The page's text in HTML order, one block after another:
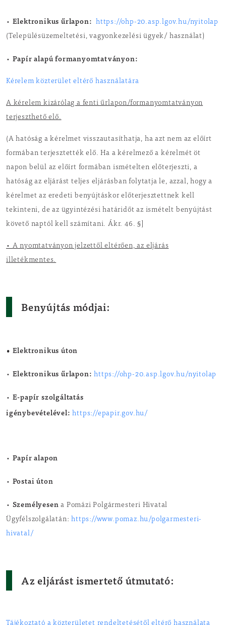
• Elektronikus űrlapon:
https://ohp-20.asp.lgov.hu/nyitolap
(Településüzemeltetési, vagyonkezelési ügyek/ használat)
• Papír alapú formanyomtatványon:
Kérelem közterület eltérő használatára
A kérelem kizárólag a fenti űrlapon/formanyomtatványon
terjeszthető elő.
(A hatóság a kérelmet visszautasíthatja, ha azt nem az előírt
formában terjesztették elő. Ha a kérelmező a kérelmét öt
napon belül az előírt formában ismételten előterjeszti, a
hatóság az eljárást teljes eljárásban folytatja le, azzal, hogy a
kérelmet az eredeti benyújtáskor előterjesztettnek kell
tekinteni, de az ügyintézési határidőt az ismételt benyújtást
követő naptól kell számítani. Ákr. 46. §]
• A nyomtatványon jelzettől eltérően, az eljárás
illetékmentes.
Benyújtás módjai:
• Elektronikus úton
• Elektronikus űrlapon: https://ohp-20.asp.lgov.hu/nyitolap
• E-papír szolgáltatás
igénybevételével: https://epapir.gov.hu/
• Papír alapon
• Postai úton
• Személyesen a Pomázi Polgármesteri Hivatal
Ügyfélszolgálatán:https://www.pomaz.hu/polgarmesteri-
hivatal/
Az eljárást ismertető útmutató:
Tájékoztató a közterületet rendeltetésétől eltérő használata